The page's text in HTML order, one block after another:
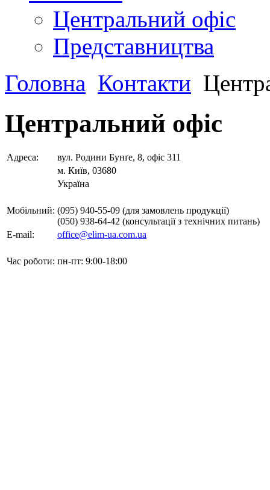
Центральний офіс
Представництва
Головна Контакти
Центральний офіс
Адреса:
вул. Родини Бунґе, 8, офіс 311
м. Київ, 03680
Україна
Мобільний: (095) 940-55-09 (для замовлень продукції)
(050) 938-64-42 (консультації з технічних питань)
E-mail:
office@elim-ua.com.ua
Час роботи: пн-пт: 9:00-18:00